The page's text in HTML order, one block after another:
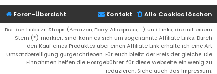
Foren-Übersicht Alle Cookies löschen
Kontakt
Bei den Links zu Shops (Amazon, Ebay, Aliexpress, ...) und Links, die mit einem
Stern (*) markiert sind, kann es sich um sogenannte Affiliate Links. Durch
den Kauf eines Produktes über einen Affiliate Link erhälte ich eine Art
Umsatzbeteiligung gutgeschrieben. Für euch bleibt der Preis der gleiche. Die
Einnahmen helfen die Hostgebühren für diese Webseite ein wenig zu
reduzieren. Siehe auch das Impressum.